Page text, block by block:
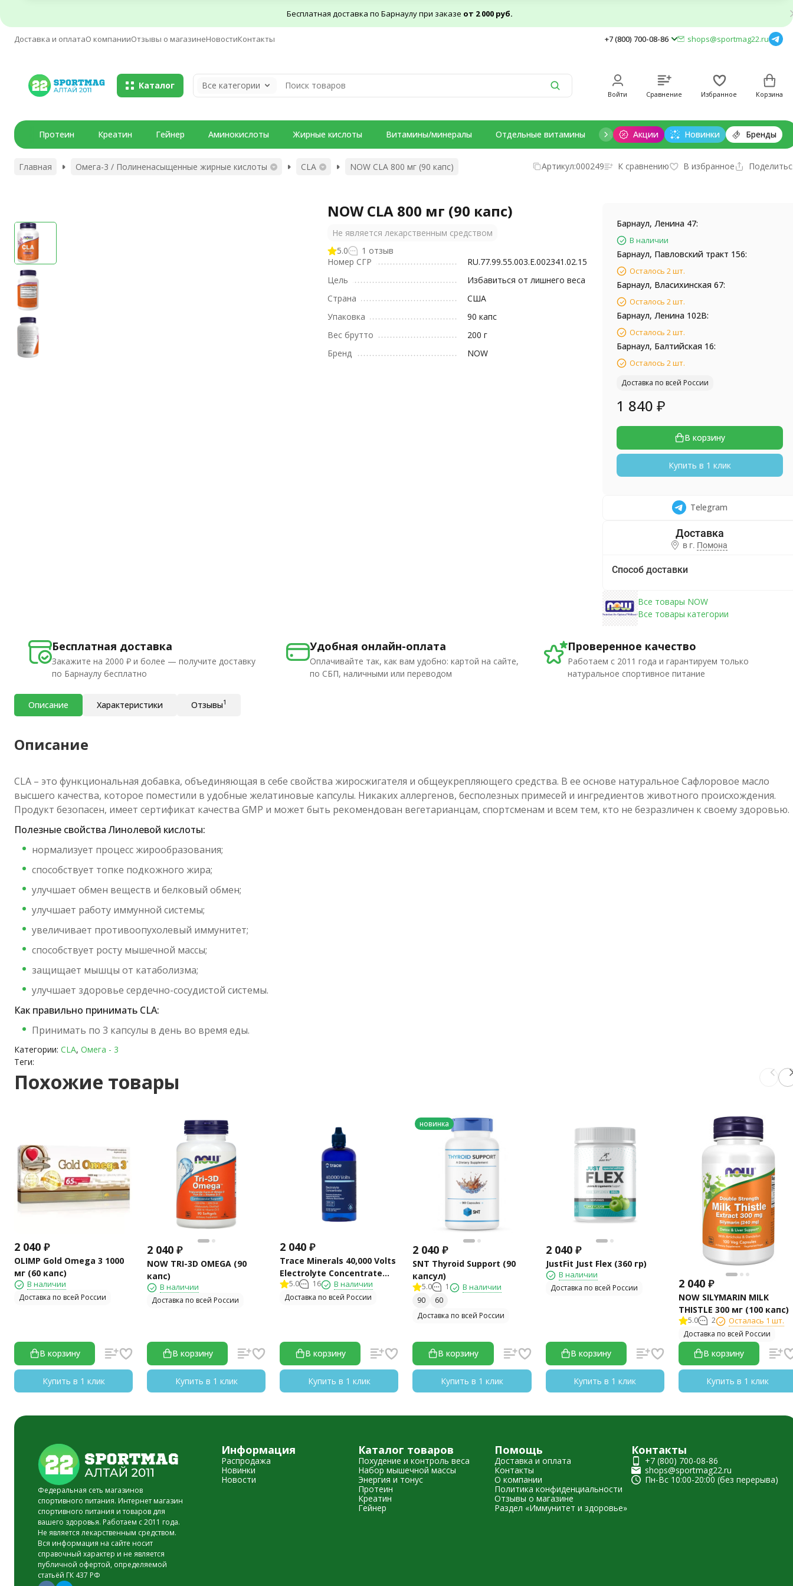
Бесплатная доставка по Барнаулу при заказе от 2 000 руб.
Доставка и оплатаО компанииОтзывы о магазинеНовостиКонтакты +7 (800) 700-08-86 shops@sportmag22.ru
Каталог Все категории
Войти Сравнение Избранное Корзина
Акции Новинки Бренды
Протеин Креатин Гейнер Аминокислоты Жирные кислоты Витамины/минералы Отдельные витамины Отдельные минералы Добавки для
Главная Омега-3 / Полиненасыщенные жирные кислоты CLA NOW CLA 800 мг (90 капс) Артикул:000249 К сравнению В избранное
NOW CLA 800 мг (90 капс)
Не является лекарственным средством
5.0
1 отзыв
Номер СГР
RU.77.99.55.003.E.002341.02.15
Цель
Избавиться от лишнего веса
Страна
США
Упаковка
90 капс
Вес брутто
200 г
Бренд
NOW
Барнаул, Ленина 47:
В наличии
Барнаул, Павловский тракт 156:
Осталось 2 шт.
Барнаул, Власихинская 67:
Осталось 2 шт.
Барнаул, Ленина 102В:
Осталось 2 шт.
Барнаул, Балтийская 16:
Осталось 2 шт.
Доставка по всей России
1 840 ₽
В корзину
Купить в 1 клик
Telegram
в г. Помона
Способ доставки
Все товары NOW
Все товары категории
Бесплатная доставка
Закажите на 2000 ₽ и более — получите доставку
по Барнаулу бесплатно
Удобная онлайн-оплата
Оплачивайте так, как вам удобно: картой на сайте,
по СБП, наличными или переводом
Проверенное качество
Работаем с 2011 года и гарантируем только
натуральное спортивное питание
Описание Характеристики Отзывы1
Описание
CLA – это функциональная добавка, объединяющая в себе свойства жиросжигателя и общеукрепляющего средства. В ее основе натуральное Сафлоровое масло
высшего качества, которое поместили в удобные желатиновые капсулы. Никаких аллергенов, бесполезных примесей и ингредиентов животного происхождения.
Продукт безопасен, имеет сертификат качества GMP и может быть рекомендован вегетарианцам, спортсменам и всем тем, кто не безразличен к своему здоровью.
Полезные свойства Линолевой кислоты:
нормализует процесс жирообразования;
способствует топке подкожного жира;
улучшает обмен веществ и белковый обмен;
улучшает работу иммунной системы;
увеличивает противоопухолевый иммунитет;
способствует росту мышечной массы;
защищает мышцы от катаболизма;
улучшает здоровье сердечно-сосудистой системы.
Как правильно принимать CLA:
Принимать по 3 капсулы в день во время еды.
Категории: CLA, Омега - 3
Теги:
Похожие товары
2 040 ₽
OLIMP Gold Omega 3 1000
мг (60 капс)
В наличии
Доставка по всей России
В корзину
Купить в 1 клик
2 040 ₽
NOW TRI-3D OMEGA (90
капс)
В наличии
Доставка по всей России
В корзину
Купить в 1 клик
2 040 ₽
Trace Minerals 40,000 Volts
Electrolyte Concentrate
(237 мл)
5.0 16 В наличии
Доставка по всей России
В корзину
Купить в 1 клик
новинка
2 040 ₽
SNT Thyroid Support (90
капсул)
5.0 1 В наличии
90
60
Доставка по всей России
В корзину
Купить в 1 клик
2 040 ₽
JustFit Just Flex (360 гр)
В наличии
Доставка по всей России
В корзину
Купить в 1 клик
2 040 ₽
NOW SILYMARIN MILK
THISTLE 300 мг (100 капс)
5.0 2 Осталась 1 шт.
Доставка по всей России
В корзину
Купить в 1 клик
Федеральная сеть магазинов
спортивного питания. Интернет магазин
спортивного питания и товаров для
вашего здоровья. Работаем с 2011 года.
Не является лекарственным средством.
Вся информация на сайте носит
справочный характер и не является
публичной офертой, определяемой
статьёй ГК 437 РФ
Информация
Распродажа
Новинки
Новости
Каталог товаров
Похудение и контроль веса
Набор мышечной массы
Энергия и тонус
Протеин
Креатин
Гейнер
Помощь
Доставка и оплата
Контакты
О компании
Политика конфиденциальности
Отзывы о магазине
Раздел «Иммунитет и здоровье»
Контакты
+7 (800) 700-08-86
shops@sportmag22.ru
Пн-Вс 10:00-20:00 (без перерыва)